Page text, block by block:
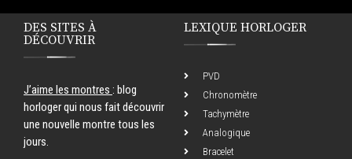
DES SITES À
DÉCOUVRIR
J’aime les montres : blog
horloger qui nous fait découvrir
une nouvelle montre tous les
jours.
LEXIQUE HORLOGER
PVD
Chronomètre
Tachymètre
Analogique
Bracelet